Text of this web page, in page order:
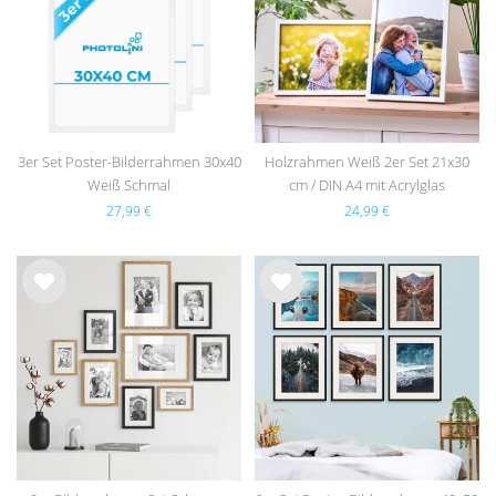
hlist
3er Set Poster-Bilderrahmen 30x40
Weiß Schmal
27,99 €
hlist
e
Holzrahmen Weiß 2er Set 21x30
cm / DIN A4 mit Acrylglas
24,99 €
hlist
Wu
nsc
hlist
e